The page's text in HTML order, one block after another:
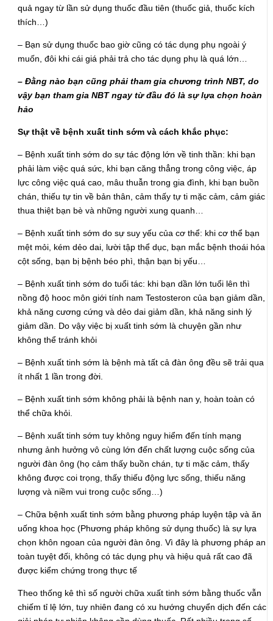
quả ngay từ lần sử dụng thuốc đầu tiên (thuốc giả, thuốc kích
thích…)
– Bạn sử dụng thuốc bao giờ cũng có tác dụng phụ ngoài ý
muốn, đôi khi cái giá phải trả cho tác dụng phụ là quá lớn…
– Đằng nào bạn cũng phải tham gia chương trình NBT, do
vậy bạn tham gia NBT ngay từ đầu đó là sự lựa chọn hoàn
hảo
Sự thật về bệnh xuất tinh sớm và cách khắc phục:
– Bệnh xuất tinh sớm do sự tác động lớn về tinh thần: khi bạn
phải làm việc quá sức, khi bạn căng thẳng trong công việc, áp
lực công việc quá cao, mâu thuẫn trong gia đình, khi bạn buồn
chán, thiếu tự tin về bản thân, cảm thấy tự ti mặc cảm, cảm giác
thua thiệt bạn bè và những người xung quanh…
– Bệnh xuất tinh sớm do sự suy yếu của cơ thể: khi cơ thể bạn
mệt mỏi, kém dẻo dai, lười tập thể dục, bạn mắc bệnh thoái hóa
cột sống, bạn bị bệnh béo phì, thận bạn bị yếu…
– Bệnh xuất tinh sớm do tuổi tác: khi bạn dần lớn tuổi lên thì
nồng độ hooc môn giới tính nam Testosteron của bạn giảm dần,
khả năng cương cứng và dẻo dai giảm dần, khả năng sinh lý
giảm dần. Do vậy việc bị xuất tinh sớm là chuyện gần như
không thể tránh khỏi
– Bệnh xuất tinh sớm là bệnh mà tất cả đàn ông đều sẽ trải qua
ít nhất 1 lần trong đời.
– Bệnh xuất tinh sớm không phải là bệnh nan y, hoàn toàn có
thể chữa khỏi.
– Bệnh xuất tinh sớm tuy không nguy hiểm đến tính mạng
nhưng ảnh hưởng vô cùng lớn đến chất lượng cuộc sống của
người đàn ông (họ cảm thấy buồn chán, tự ti mặc cảm, thấy
không được coi trọng, thấy thiếu động lực sống, thiếu năng
lượng và niềm vui trong cuộc sống…)
– Chữa bệnh xuất tinh sớm bằng phương pháp luyện tập và ăn
uống khoa học (Phương pháp không sử dụng thuốc) là sự lựa
chọn khôn ngoan của người đàn ông. Vì đây là phương pháp an
toàn tuyệt đối, không có tác dụng phụ và hiệu quả rất cao đã
được kiểm chứng trong thực tế
Theo thống kê thì số người chữa xuất tinh sớm bằng thuốc vẫn
chiếm tỉ lệ lớn, tuy nhiên đang có xu hướng chuyển dịch đến các